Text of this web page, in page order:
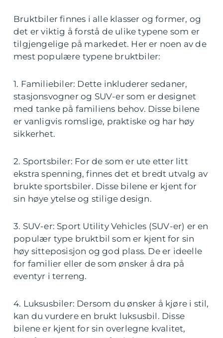
Bruktbiler finnes i alle klasser og former, og
det er viktig å forstå de ulike typene som er
tilgjengelige på markedet. Her er noen av de
mest populære typene bruktbiler:
1. Familiebiler: Dette inkluderer sedaner,
stasjonsvogner og SUV-er som er designet
med tanke på familiens behov. Disse bilene
er vanligvis romslige, praktiske og har høy
sikkerhet.
2. Sportsbiler: For de som er ute etter litt
ekstra spenning, finnes det et bredt utvalg av
brukte sportsbiler. Disse bilene er kjent for
sin høye ytelse og stilige design.
3. SUV-er: Sport Utility Vehicles (SUV-er) er en
populær type bruktbil som er kjent for sin
høy sitteposisjon og god plass. De er ideelle
for familier eller de som ønsker å dra på
eventyr i terreng.
4. Luksusbiler: Dersom du ønsker å kjøre i stil,
kan du vurdere en brukt luksusbil. Disse
bilene er kjent for sin overlegne kvalitet,